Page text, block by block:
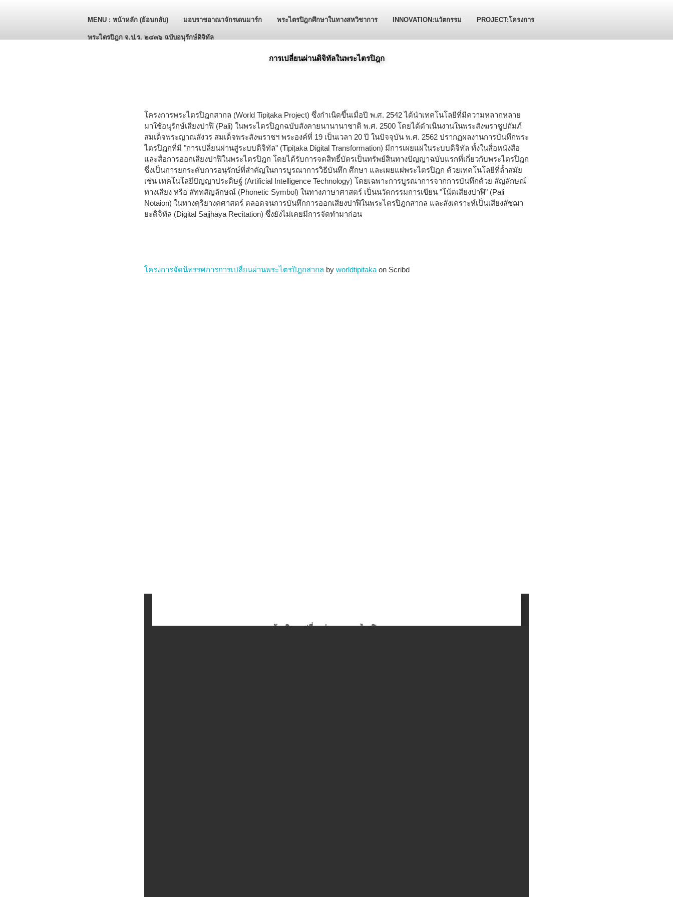
MENU : หน้าหลัก (ย้อนกลับ) มอบราชอาณาจักรเดนมาร์ก พระไตรปิฎกศึกษาในทางสหวิชาการ INNOVATION:นวัตกรรม PROJECT:โครงการ
พระไตรปิฎก จ.ป.ร. ๒๔๓๖ ฉบับอนุรักษ์ดิจิทัล
การเปลี่ยนผ่านดิจิทัลในพระไตรปิฎก
โครงการพระไตรปิฎกสากล (World Tipiṭaka Project) ซึ่งกำเนิดขึ้นเมื่อปี พ.ศ. 2542 ได้นำเทคโนโลยีที่มีความหลากหลาย
มาใช้อนุรักษ์เสียงปาฬิ (Pali) ในพระไตรปิฎกฉบับสังคายนานานาชาติ พ.ศ. 2500 โดยได้ดำเนินงานในพระสังฆราชูปถัมภ์
สมเด็จพระญาณสังวร สมเด็จพระสังฆราชฯ พระองค์ที่ 19 เป็นเวลา 20 ปี ในปัจจุบัน พ.ศ. 2562 ปรากฏผลงานการบันทึกพระ
ไตรปิฎกที่มี "การเปลี่ยนผ่านสู่ระบบดิจิทัล" (Tipiṭaka Digital Transformation) มีการเผยแผ่ในระบบดิจิทัล ทั้งในสื่อหนังสือ
และสื่อการออกเสียงปาฬิในพระไตรปิฎก โดยได้รับการจดสิทธิ์บัตรเป็นทรัพย์สินทางปัญญาฉบับแรกที่เกี่ยวกับพระไตรปิฎก
ซึ่งเป็นการยกระดับการอนุรักษ์ที่สำคัญในการบูรณาการวิธีบันทึก ศึกษา และเผยแผ่พระไตรปิฎก ด้วยเทคโนโลยีที่ล้ำสมัย
เช่น เทคโนโลยีปัญญาประดิษฐ์ (Artificial Intelligence Technology) โดยเฉพาะการบูรณาการจากการบันทึกด้วย สัญลักษณ์
ทางเสียง หรือ สัททสัญลักษณ์ (Phonetic Symbol) ในทางภาษาศาสตร์ เป็นนวัตกรรมการเขียน "โน้ตเสียงปาฬิ" (Pali
Notaion) ในทางดุริยางคศาสตร์ ตลอดจนการบันทึกการออกเสียงปาฬิในพระไตรปิฎกสากล และสังเคราะห์เป็นเสียงสัชฌา
ยะดิจิทัล (Digital Sajjhāya Recitation) ซึ่งยังไม่เคยมีการจัดทำมาก่อน
โครงการจัดนิทรรศการการเปลี่ยนผ่านพระไตรปิฎกสากล by worldtipitaka on Scribd